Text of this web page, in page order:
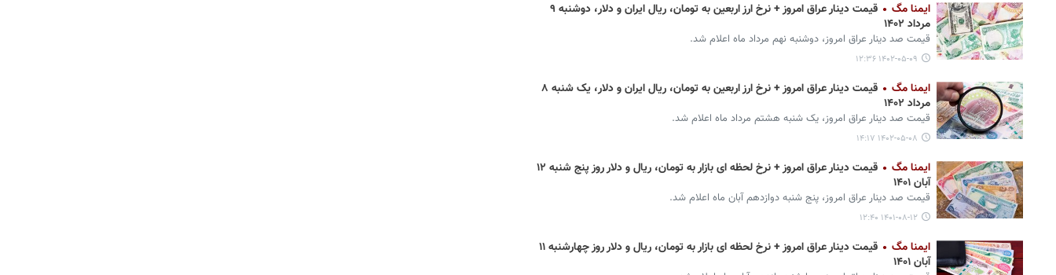
ایمنا مگ
قیمت دینار عراق امروز + نرخ ارز اربعین به تومان، ریال ایران و دلار، دوشنبه ۹
مرداد ۱۴۰۲
قیمت صد دینار عراق امروز، دوشنبه نهم مرداد ماه اعلام شد.
۱۴۰۲-۰۵-۰۹ ۱۲:۳۶
ایمنا مگ
قیمت دینار عراق امروز + نرخ ارز اربعین به تومان، ریال ایران و دلار، یک شنبه ۸
مرداد ۱۴۰۲
قیمت صد دینار عراق امروز، یک شنبه هشتم مرداد ماه اعلام شد.
۱۴۰۲-۰۵-۰۸ ۱۴:۱۷
ایمنا مگ
قیمت دینار عراق امروز + نرخ لحظه ای بازار به تومان، ریال و دلار روز پنج شنبه ۱۲
آبان ۱۴۰۱
قیمت صد دینار عراق امروز، پنج شنبه دوازدهم آبان ماه اعلام شد.
۱۴۰۱-۰۸-۱۲ ۱۲:۴۰
ایمنا مگ
قیمت دینار عراق امروز + نرخ لحظه ای بازار به تومان، ریال و دلار روز چهارشنبه ۱۱
آبان ۱۴۰۱